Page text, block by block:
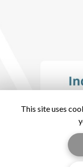
This site uses